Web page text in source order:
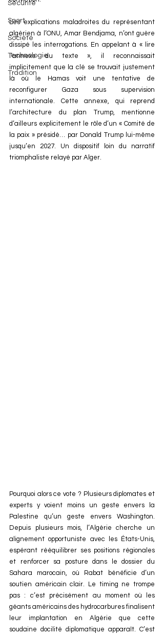
Sécurité
Sport
Société
Technologie
Tradition
Les explications maladroites du représentant
algérien à l’ONU, Amar Bendjama, n’ont guère
dissipé les interrogations. En appelant à « lire
l’annexe du texte », il reconnaissait
implicitement que la clé se trouvait justement
là où le Hamas voit une tentative de
reconfigurer Gaza sous supervision
internationale. Cette annexe, qui reprend
l’architecture du plan Trump, mentionne
d’ailleurs explicitement le rôle d’un « Comité de
la paix » présidé… par Donald Trump lui-même
jusqu’en 2027. Un dispositif loin du narratif
triomphaliste relayé par Alger.
Pourquoi alors ce vote ? Plusieurs diplomates et
experts y voient moins un geste envers la
Palestine qu’un geste envers Washington.
Depuis plusieurs mois, l’Algérie cherche un
alignement opportuniste avec les États-Unis,
espérant rééquilibrer ses positions régionales
et renforcer sa posture dans le dossier du
Sahara marocain, où Rabat bénéficie d’un
soutien américain clair. Le timing ne trompe
pas : c’est précisément au moment où les
géants américains des hydrocarbures finalisent
leur implantation en Algérie que cette
soudaine docilité diplomatique apparaît. C’est